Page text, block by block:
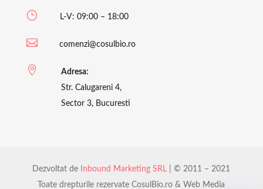
} L-V: 09:00 – 18:00
 comenzi@cosulbio.ro

Adresa:
Str. Calugareni 4,
Sector 3, Bucuresti
Dezvoltat de Inbound Marketing SRL | © 2011 – 2021
Toate drepturile rezervate CosulBio.ro & Web Media